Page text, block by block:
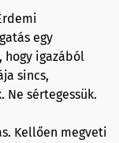
egy
hogy igazából
sincs,
Ne sértegessük.
Kellően megveti